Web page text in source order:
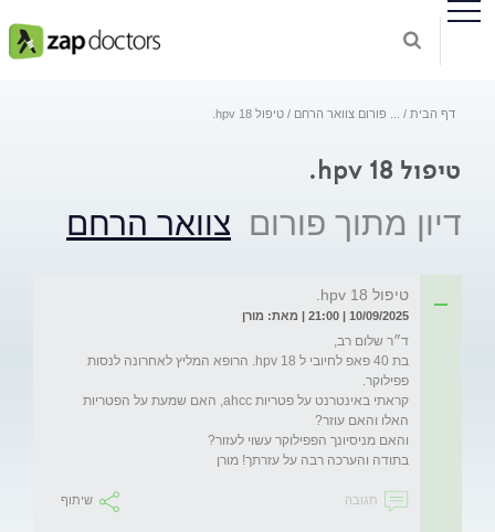
דף הבית פורום צוואר הרחם טיפול hpv 18.
טיפול hpv 18.
דיון מתוך פורום צוואר הרחם
טיפול hpv 18.
10/09/2025 | 21:00 | מאת: מורן
בת 40 פאפ לחיובי ל hpv 18. הרופא המליץ לאחרונה לנסות
קראתי באינטרנט על פטריות ahcc, האם שמעת על הפטריות
בתודה והערכה רבה על עזרתך! מורן
תגובה שיתוף